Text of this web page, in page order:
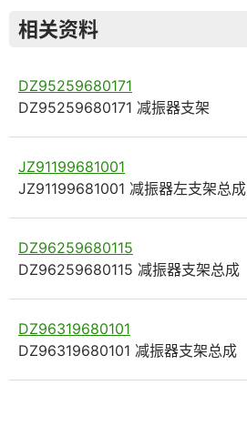
相关资料
DZ95259680171
DZ95259680171 减振器支架
JZ91199681001
JZ91199681001 减振器左支架总成
DZ96259680115
DZ96259680115 减振器支架总成
DZ96319680101
DZ96319680101 减振器支架总成